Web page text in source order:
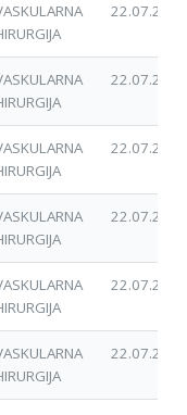
22.07.2025
22.07.2025
22.07.2025
22.07.2025
22.07.2025
22.07.2025